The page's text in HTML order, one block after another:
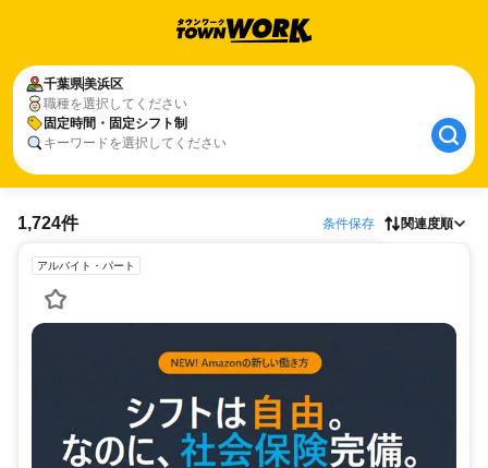
千葉県美浜区
職種を選択してください
固定時間・固定シフト制
キーワードを選択してください
1,724件 条件保存 関連度順
アルバイト・パート